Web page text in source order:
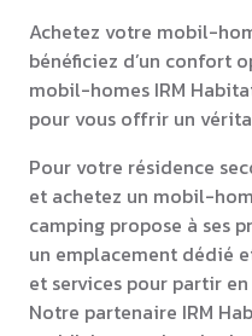
Achetez votre mobil-
bénéficiez d’un confort
mobil-homes IRM
pour vous offrir un
Pour votre résidence
et achetez un mobil-
camping propose à ses
un emplacement dédié
et services pour partir
Notre partenaire IRM